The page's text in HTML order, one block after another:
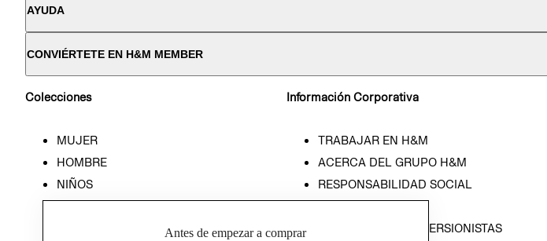
AYUDA
CONVIÉRTETE EN H&M MEMBER
Colecciones
MUJER
HOMBRE
NIÑOS
Información Corporativa
TRABAJAR EN H&M
ACERCA DEL GRUPO H&M
RESPONSABILIDAD SOCIAL
RELACIÓN CON INVERSIONISTAS
Antes de empezar a comprar